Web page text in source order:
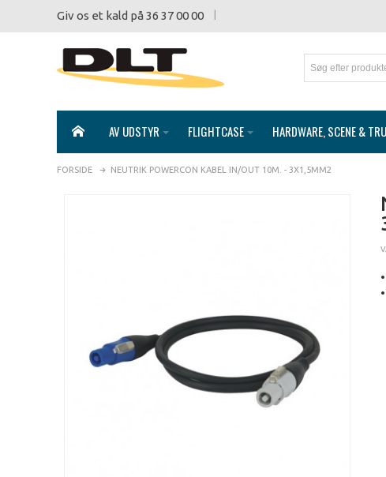
Giv os et kald på 36 37 00 00
AV UDSTYR FLIGHTCASE HARDWARE, SCENE &
FORSIDE NEUTRIK POWERCON KABEL IN/OUT 10M. - 3X1,5MM2